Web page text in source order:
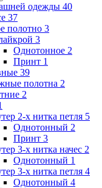
одежды 40
37
полотно 3
3
Однотонное 2
Принт 1
39
полотна 2
2
2-х нитка петля 5
Однотонный 2
Принт 3
3-х нитка начес 2
Однотонный 1
3-х нитка петля 4
Однотонный 4